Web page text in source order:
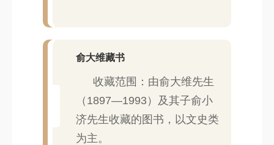
俞大维藏书
收藏范围：由俞大维先生
（1897—1993）及其子俞小
济先生收藏的图书，以文史类
为主。